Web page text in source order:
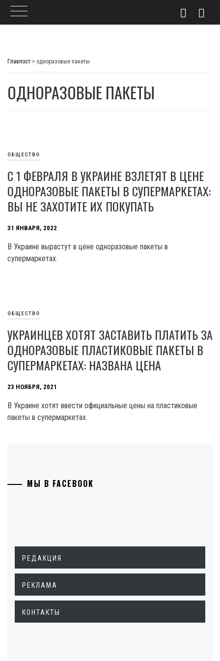
Главпост > одноразовые пакеты
ОДНОРАЗОВЫЕ ПАКЕТЫ
ОБЩЕСТВО
С 1 ФЕВРАЛЯ В УКРАИНЕ ВЗЛЕТЯТ В ЦЕНЕ
ОДНОРАЗОВЫЕ ПАКЕТЫ В СУПЕРМАРКЕТАХ:
ВЫ НЕ ЗАХОТИТЕ ИХ ПОКУПАТЬ
31 ЯНВАРЯ, 2022
В Украине вырастут в цене одноразовые пакеты в
супермаркетах.
ОБЩЕСТВО
УКРАИНЦЕВ ХОТЯТ ЗАСТАВИТЬ ПЛАТИТЬ ЗА
ОДНОРАЗОВЫЕ ПЛАСТИКОВЫЕ ПАКЕТЫ В
СУПЕРМАРКЕТАХ: НАЗВАНА ЦЕНА
23 НОЯБРЯ, 2021
В Украине хотят ввести официальные цены на пластиковые
пакеты в супермаркетах.
МЫ В FACEBOOK
РЕДАКЦИЯ
РЕКЛАМА
КОНТАКТЫ